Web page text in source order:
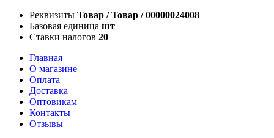
Реквизиты Товар / Товар / 00000024008
Базовая единица шт
Ставки налогов 20
Главная
О магазине
Оплата
Доставка
Оптовикам
Контакты
Отзывы